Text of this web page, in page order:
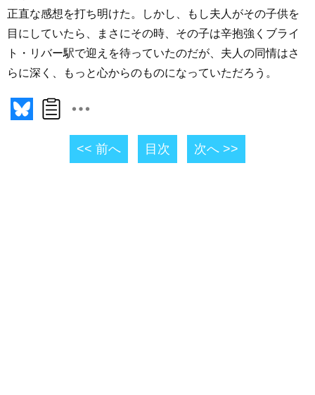
正直な感想を打ち明けた。しかし、もし夫人がその子供を
目にしていたら、まさにその時、その子は辛抱強くブライ
ト・リバー駅で迎えを待っていたのだが、夫人の同情はさ
らに深く、もっと心からのものになっていただろう。
<< 前へ 目次 次へ >>